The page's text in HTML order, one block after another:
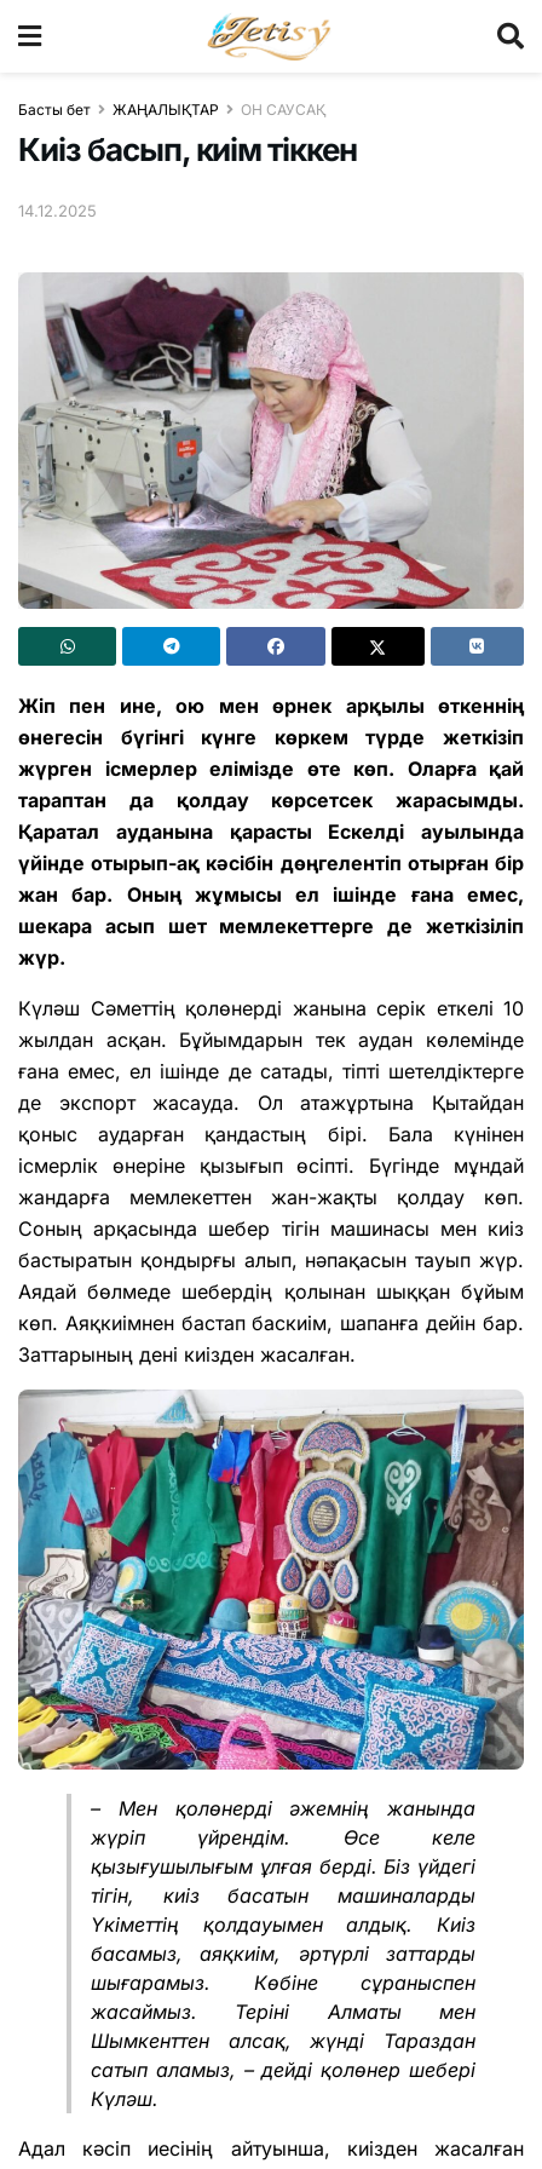
Басты бет ЖАҢАЛЫҚТАР ОН САУСАҚ
Киіз басып, киім тіккен
14.12.2025
Жіп пен ине, ою мен өрнек арқылы өткеннің
өнегесін бүгінгі күнге көркем түрде жеткізіп
жүрген ісмерлер елімізде өте көп. Оларға қай
тараптан да қолдау көрсетсек жарасымды.
Қаратал ауданына қарасты Ескелді ауылында
үйінде отырып-ақ кәсібін дөңгелентіп отырған бір
жан бар. Оның жұмысы ел ішінде ғана емес,
шекара асып шет мемлекеттерге де жеткізіліп
жүр.
Күләш Сәметтің қолөнерді жанына серік еткелі 10
жылдан асқан. Бұйымдарын тек аудан көлемінде
ғана емес, ел ішінде де сатады, тіпті шетелдіктерге
де экспорт жасауда. Ол атажұртына Қытайдан
қоныс аударған қандастың бірі. Бала күнінен
ісмерлік өнеріне қызығып өсіпті. Бүгінде мұндай
жандарға мемлекеттен жан-жақты қолдау көп.
Соның арқасында шебер тігін машинасы мен киіз
бастыратын қондырғы алып, нәпақасын тауып жүр.
Аядай бөлмеде шебердің қолынан шыққан бұйым
көп. Аяқкиімнен бастап баскиім, шапанға дейін бар.
Заттарының дені киізден жасалған.
– Мен қолөнерді әжемнің жанында
жүріп үйрендім. Өсе келе
қызығушылығым ұлғая берді. Біз үйдегі
тігін, киіз басатын машиналарды
Үкіметтің қолдауымен алдық. Киіз
басамыз, аяқкиім, әртүрлі заттарды
шығарамыз. Көбіне сұраныспен
жасаймыз. Теріні Алматы мен
Шымкенттен алсақ, жүнді Тараздан
сатып аламыз, – дейді қолөнер шебері
Күләш.
Адал кәсіп иесінің айтуынша, киізден жасалған